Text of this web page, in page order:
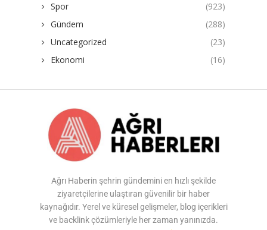
Spor
(923)
Gündem
(288)
Uncategorized
(23)
Ekonomi
(16)
Ağrı Haberin şehrin gündemini en hızlı şekilde
ziyaretçilerine ulaştıran güvenilir bir haber
kaynağıdır. Yerel ve küresel gelişmeler, blog içerikleri
ve backlink çözümleriyle her zaman yanınızda.